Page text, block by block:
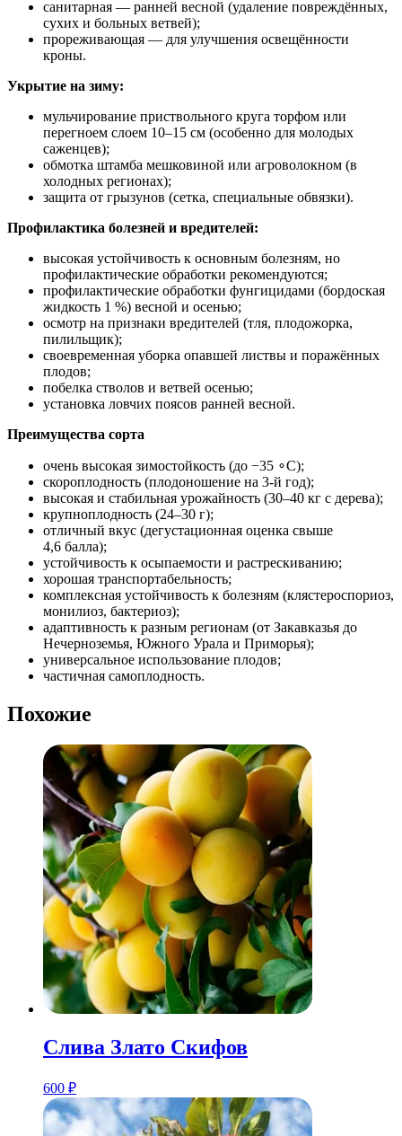
санитарная — ранней весной (удаление повреждённых,
сухих и больных ветвей);
прореживающая — для улучшения освещённости
кроны.
Укрытие на зиму:
мульчирование приствольного круга торфом или
перегноем слоем 10–15 см (особенно для молодых
саженцев);
обмотка штамба мешковиной или агроволокном (в
холодных регионах);
защита от грызунов (сетка, специальные обвязки).
Профилактика болезней и вредителей:
высокая устойчивость к основным болезням, но
профилактические обработки рекомендуются;
профилактические обработки фунгицидами (бордоская
жидкость 1 %) весной и осенью;
осмотр на признаки вредителей (тля, плодожорка,
пилильщик);
своевременная уборка опавшей листвы и поражённых
плодов;
побелка стволов и ветвей осенью;
установка ловчих поясов ранней весной.
Преимущества сорта
очень высокая зимостойкость (до −35 ∘C);
скороплодность (плодоношение на 3‑й год);
высокая и стабильная урожайность (30–40 кг с дерева);
крупноплодность (24–30 г);
отличный вкус (дегустационная оценка свыше
4,6 балла);
устойчивость к осыпаемости и растрескиванию;
хорошая транспортабельность;
комплексная устойчивость к болезням (клястероспориоз,
монилиоз, бактериоз);
адаптивность к разным регионам (от Закавказья до
Нечерноземья, Южного Урала и Приморья);
универсальное использование плодов;
частичная самоплодность.
Похожие
Слива Злато Скифов
600 ₽